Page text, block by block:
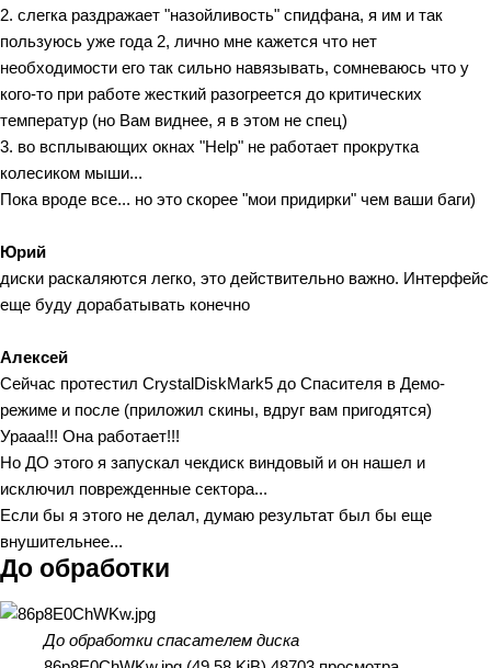
2. слегка раздражает "назойливость" спидфана, я им и так
пользуюсь уже года 2, лично мне кажется что нет
необходимости его так сильно навязывать, сомневаюсь что у
кого-то при работе жесткий разогреется до критических
температур (но Вам виднее, я в этом не спец)
3. во всплывающих окнах "Help" не работает прокрутка
колесиком мыши...
Пока вроде все... но это скорее "мои придирки" чем ваши баги)
Юрий
диски раскаляются легко, это действительно важно. Интерфейс
еще буду дорабатывать конечно
Алексей
Сейчас протестил CrystalDiskMark5 до Спасителя в Демо-
режиме и после (приложил скины, вдруг вам пригодятся)
Урааа!!! Она работает!!!
Но ДО этого я запускал чекдиск виндовый и он нашел и
исключил поврежденные сектора...
Если бы я этого не делал, думаю результат был бы еще
внушительнее...
До обработки
До обработки спасателем диска